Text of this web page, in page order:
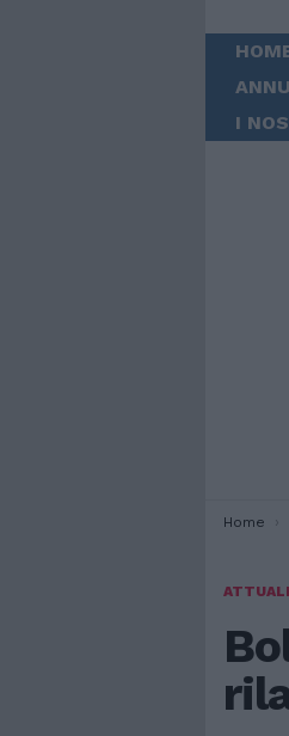
I
You are
Home